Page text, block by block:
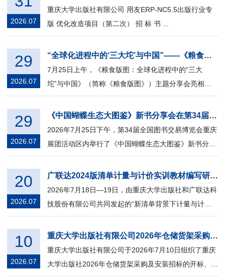
重庆大学出版社有限公司 用友ERP-NC5.5出版行业专
2026.07
“全球化进程中的‘三大坨’与中国”——《粮食版图：全球化进程中的“三大坨”与中国》主题分享会亮相第34届全国图书交易博览会
7月25日上午，《粮食版图：全球化进程中的“三大
坨”与中国》（简称《粮食版图》）主题分享会亮相第3
4届全国图书交易博览会。本次活动由重...
29
2026.07
《中国蝴蝶生态大图鉴》新书分享会在第34届杭州书博会举行
2026年7月25日下午，第34届全国图书交易博览会重庆
展团活动区内举行了《中国蝴蝶生态大图鉴》新书分享
会。本次活动由重庆大学出版社主办，...
29
2026.07
广联达2024版清单计量与计价实训教材编写研讨会在重庆大学出版社举行
2026年7月18日—19日，由重庆大学出版社和广联达科
技股份有限公司共同发起的“新清单背景下计量与计价
实训系列教材编写研讨会”在重庆大学...
20
2026.07
重庆大学出版社有限公司2026年仓储货架采购及安装招标中标单位结果公告
重庆大学出版社有限公司于2026年7月10日组织了重庆
大学出版社2026年仓储货架采购及安装招标的开标、评
10
2026.07